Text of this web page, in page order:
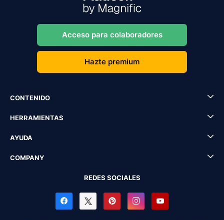
Acceso para colaboradores
Hazte premium
CONTENIDO
HERRAMIENTAS
AYUDA
COMPANY
REDES SOCIALES